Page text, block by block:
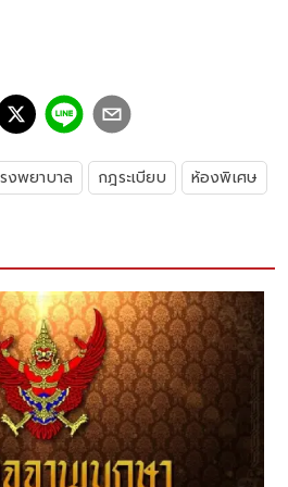
งพยาบาล กฎระเบียบ ห้องพิเศษ